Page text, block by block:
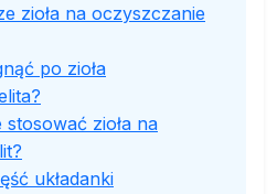
zioła na oczyszczanie
po zioła
zioła na
układanki